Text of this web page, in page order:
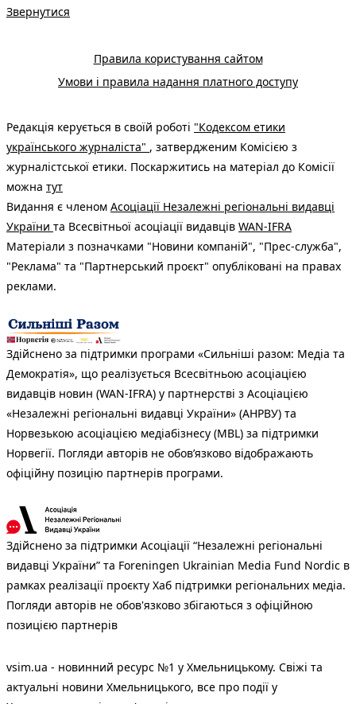
Звернутися
Правила користування сайтом
Умови і правила надання платного доступу
Редакція керується в своїй роботі "Кодексом етики
українського журналіста" , затвердженим Комісією з
журналістської етики. Поскаржитись на матеріал до Комісії
можна тут
Видання є членом Асоціації Незалежні регіональні видавці
України та Всесвітньої асоціації видавців WAN-IFRA
Матеріали з позначками "Новини компаній", "Прес-служба",
"Реклама" та "Партнерський проєкт" опубліковані на правах
реклами.
Здійснено за підтримки програми «Сильніші разом: Медіа та
Демократія», що реалізується Всесвітньою асоціацією
видавців новин (WAN-IFRA) у партнерстві з Асоціацією
«Незалежні регіональні видавці України» (АНРВУ) та
Норвезькою асоціацією медіабізнесу (MBL) за підтримки
Норвегії. Погляди авторів не обов’язково відображають
офіційну позицію партнерів програми.
Здійснено за підтримки Асоціації “Незалежні регіональні
видавці України” та Foreningen Ukrainian Media Fund Nordic в
рамках реалізації проєкту Хаб підтримки регіональних медіа.
Погляди авторів не обов'язково збігаються з офіційною
позицією партнерів
vsim.ua - новинний ресурс №1 у Хмельницькому. Свіжі та
актуальні новини Хмельницького, все про події у